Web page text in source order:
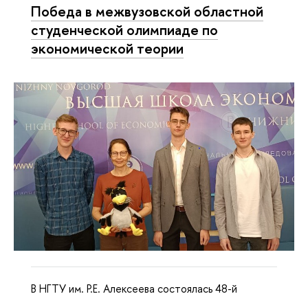
Победа в межвузовской областной
студенческой олимпиаде по
экономической теории
В НГТУ им. Р.Е. Алексеева состоялась 48-й